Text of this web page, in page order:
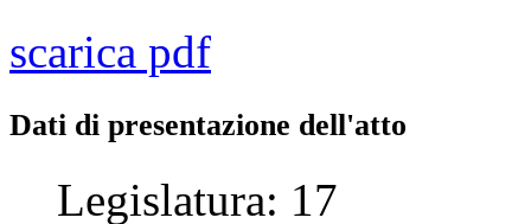
scarica pdf
Dati di presentazione dell'atto
Legislatura: 17